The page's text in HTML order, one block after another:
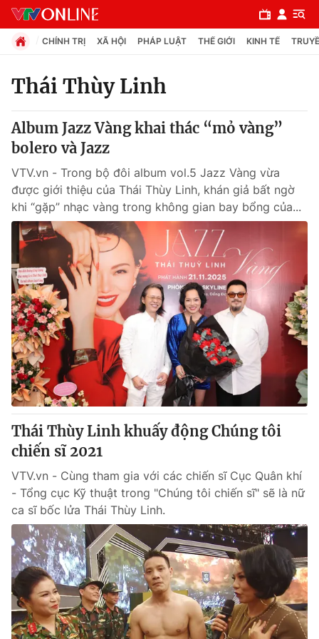
Chuyên mục
Chính trị
Xã hội
Pháp luật
Y tế
Thế giới
Tin tức
Thế giới đó đây
Câu chuyện quốc tế
Kinh tế
Tài chính
Thị trường
Góc doanh nghiệp
Dữ liệu và đời sống
Truyền hình
Hậu trường
Nhân vật
Khán giả
Giải sao mai
Giải trí
Điện ảnh
Âm nhạc
Sao
Đời sống
Du lịch
Làm đẹp
Chất lượng cuộc sống
Giáo dục
Tuyển sinh
Học trực tuyến
Công nghệ
Hitech Công nghệ tương lai
CHÍNH TRỊ XÃ HỘI PHÁP LUẬT THẾ GIỚI KINH TẾ
Thái Thùy Linh
Album Jazz Vàng khai thác “mỏ vàng”
bolero và Jazz
VTV.vn - Trong bộ đôi album vol.5 Jazz Vàng vừa
được giới thiệu của Thái Thùy Linh, khán giả bất ngờ
khi “gặp” nhạc vàng trong không gian bay bổng của...
Thái Thùy Linh khuấy động Chúng tôi
chiến sĩ 2021
VTV.vn - Cùng tham gia với các chiến sĩ Cục Quân khí
- Tổng cục Kỹ thuật trong "Chúng tôi chiến sĩ" sẽ là nữ
ca sĩ bốc lửa Thái Thùy Linh.